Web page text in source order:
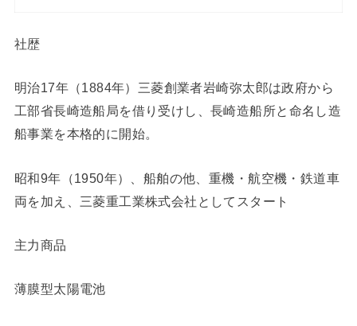
社歴
明治17年（1884年）三菱創業者岩崎弥太郎は政府から
工部省長崎造船局を借り受けし、長崎造船所と命名し造
船事業を本格的に開始。
昭和9年（1950年）、船舶の他、重機・航空機・鉄道車
両を加え、三菱重工業株式会社としてスタート
主力商品
薄膜型太陽電池